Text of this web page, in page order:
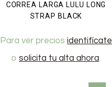
CORREA LARGA LULU LONG
STRAP BLACK
Para ver precios identifícate
o solicita tu alta ahora.